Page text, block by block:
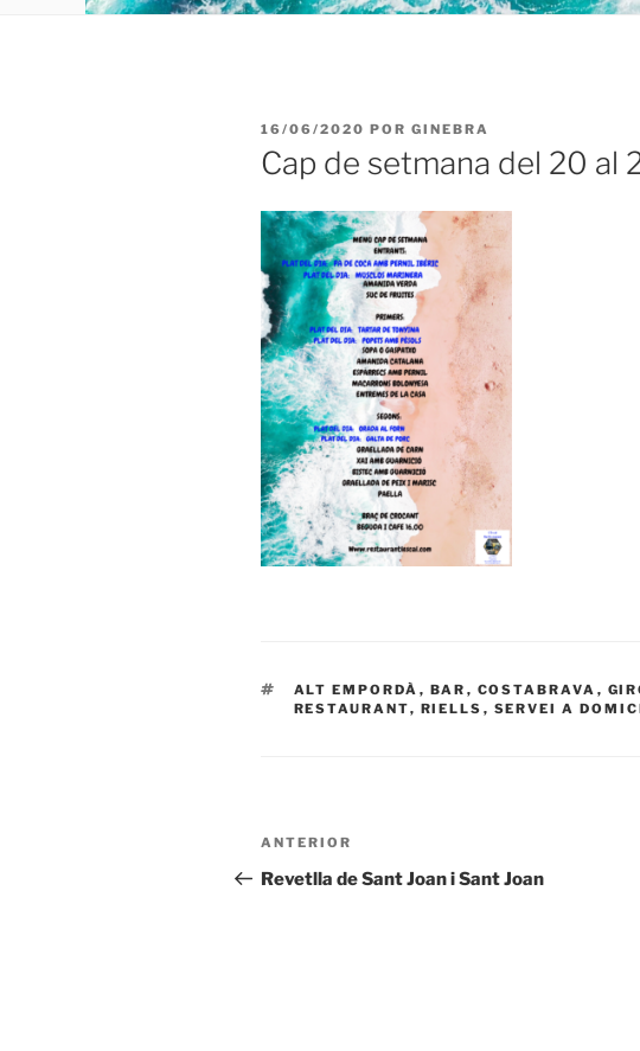
PUBLICADO
EL
16/06/2020 POR GINEBRA
Cap de setmana del 20 al
ETIQUETAS
ALT EMPORDÀ , BAR , COSTABRAVA ,
RESTAURANT, RIELLS , SERVEI A
Navegación
de
Entrada
anterior:
ANTERIOR
Revetlla de Sant Joan i Sant Joan